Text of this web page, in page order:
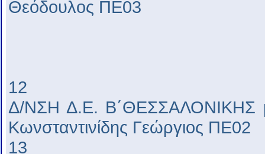
Θεόδουλος ΠΕ03
12
Δ/ΝΣΗ Δ.Ε. Β΄ΘΕΣΣΑΛΟΝΙΚΗΣ
Κωνσταντινίδης Γεώργιος ΠΕ02
13